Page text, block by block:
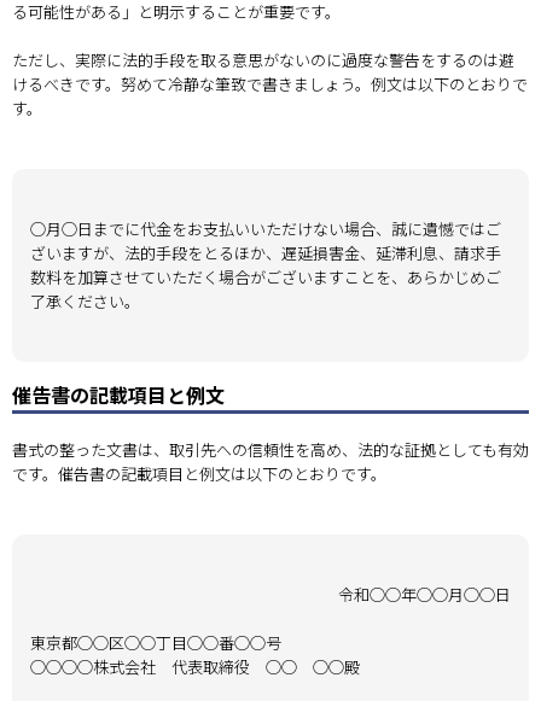
る可能性がある」と明示することが重要です。
ただし、実際に法的手段を取る意思がないのに過度な警告をするのは避
けるべきです。努めて冷静な筆致で書きましょう。例文は以下のとおりで
す。
◯月◯日までに代金をお支払いいただけない場合、誠に遺憾ではご
ざいますが、法的手段をとるほか、遅延損害金、延滞利息、請求手
数料を加算させていただく場合がございますことを、あらかじめご
了承ください。
催告書の記載項目と例文
書式の整った文書は、取引先への信頼性を高め、法的な証拠としても有効
です。催告書の記載項目と例文は以下のとおりです。
令和◯◯年◯◯月◯◯日
東京都◯◯区◯◯丁目◯◯番◯◯号
◯◯◯◯株式会社 代表取締役 ◯◯ ◯◯殿